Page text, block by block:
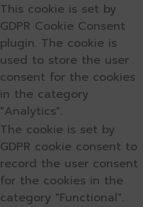
This cookie is set by
GDPR Cookie Consent
plugin. The cookie is
used to store the user
consent for the cookies
in the category
"Analytics".
The cookie is set by
GDPR cookie consent to
record the user consent
for the cookies in the
category "Functional".